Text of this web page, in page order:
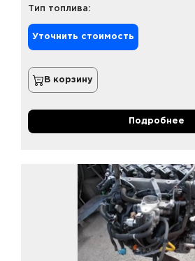
Тип топлива:
Уточнить стоимость
В корзину
Подробнее